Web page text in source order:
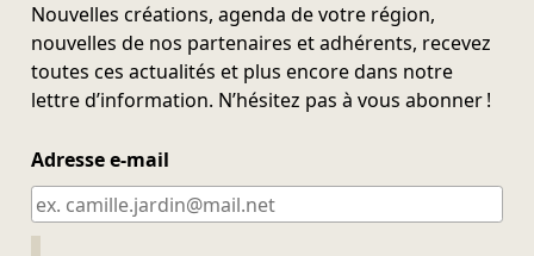
Nouvelles créations, agenda de votre région,
nouvelles de nos partenaires et adhérents, recevez
toutes ces actualités et plus encore dans notre
lettre d’information. N’hésitez pas à vous abonner !
Adresse e-mail